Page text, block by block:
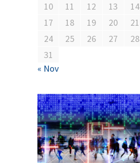
10
11 12 13 14
17
18 19 20 21
24
25 26 27 28
31
« Nov